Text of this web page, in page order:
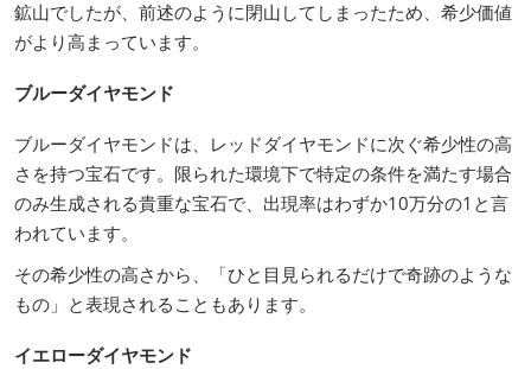
鉱山でしたが、前述のように閉山してしまったため、希少価値
がより高まっています。
ブルーダイヤモンド
ブルーダイヤモンドは、レッドダイヤモンドに次ぐ希少性の高
さを持つ宝石です。限られた環境下で特定の条件を満たす場合
のみ生成される貴重な宝石で、出現率はわずか10万分の1と言
われています。
その希少性の高さから、「ひと目見られるだけで奇跡のような
もの」と表現されることもあります。
イエローダイヤモンド